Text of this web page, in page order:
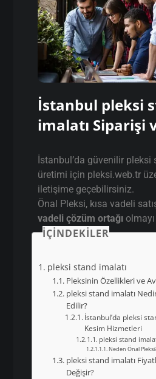
İstanbul pleksi
imalatı Siparişi
İstanbul’da güvenilir pleksi
üretimi için pleksi.web.tr
iletişime geçebilirsiniz.
Önal Pleksi, kısa vadeli
vadeli çözüm ortağı
İÇINDEKILER
pleksi stand imalatı
Pleksinin Özellikleri ve
pleksi stand imalatı
Edilir?
İstanbul’da pleksi
Kesim Hizmetleri
pleksi stand
Neden Önal
pleksi stand imalatı
Değişir?